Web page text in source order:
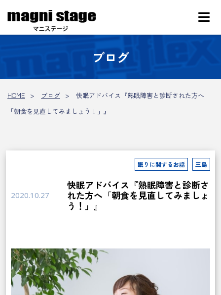
ブログ
HOME ブログ
快眠アドバイス『熟眠障害と診断された方へ
「朝食を見直してみましょう！」』
眠りに関するお話 三島
2020.10.27
快眠アドバイス『熟眠障害と診断さ
れた方へ「朝食を見直してみましょ
う！」』